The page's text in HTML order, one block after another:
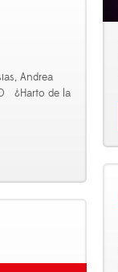
Andrea
¿Harto de la